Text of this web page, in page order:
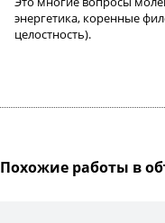
энергетика, коренные
целостность).
Похожие работы в